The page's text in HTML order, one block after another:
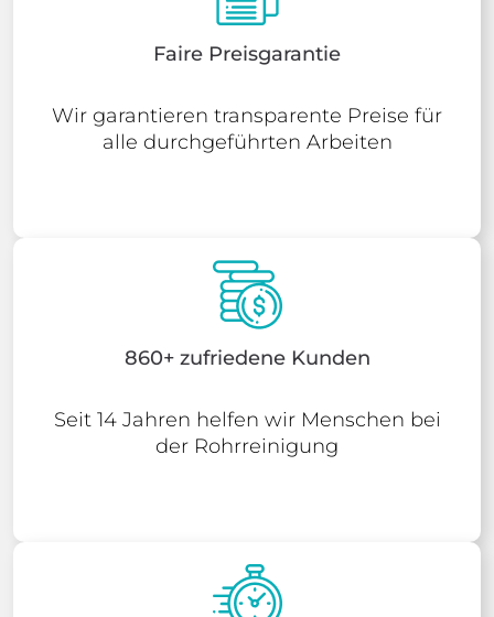
Faire Preisgarantie
Wir garantieren transparente Preise für
alle durchgeführten Arbeiten
860+ zufriedene Kunden
Seit 14 Jahren helfen wir Menschen bei
der Rohrreinigung